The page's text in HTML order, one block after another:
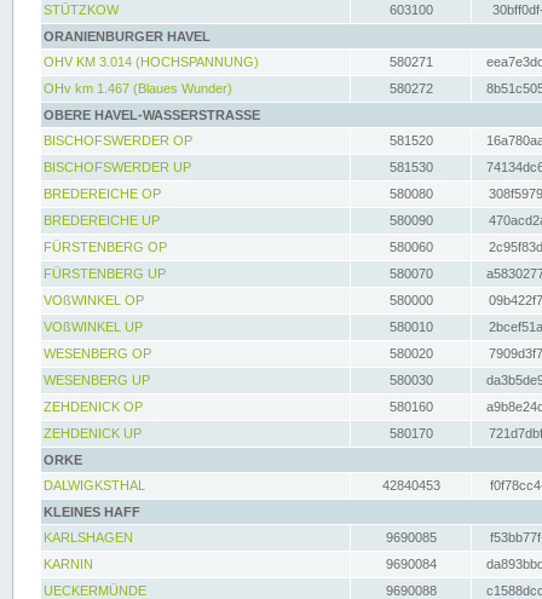
STÜTZKOW
603100
ORANIENBURGER HAVEL
OHV KM 3.014 (HOCHSPANNUNG)
580271
OHv km 1.467 (Blaues Wunder)
580272
OBERE HAVEL-WASSERSTRASSE
BISCHOFSWERDER OP
581520
BISCHOFSWERDER UP
581530
BREDEREICHE OP
580080
BREDEREICHE UP
580090
FÜRSTENBERG OP
580060
FÜRSTENBERG UP
580070
VOßWINKEL OP
580000
VOßWINKEL UP
580010
WESENBERG OP
580020
WESENBERG UP
580030
ZEHDENICK OP
580160
ZEHDENICK UP
580170
ORKE
DALWIGKSTHAL
42840453
KLEINES HAFF
KARLSHAGEN
9690085
KARNIN
9690084
UECKERMÜNDE
9690088